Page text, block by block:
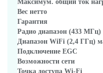
Максимум. общий ток
Вес нетто
Гарантия
Радио диапазон (433 МГц)
Диапазон WiFi (2,4 ГГц)
Подключение EGC
Возможности сети
Точка доступа Wi-Fi